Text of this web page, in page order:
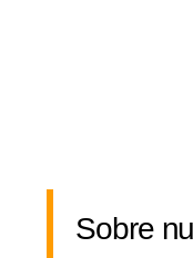
Sobre